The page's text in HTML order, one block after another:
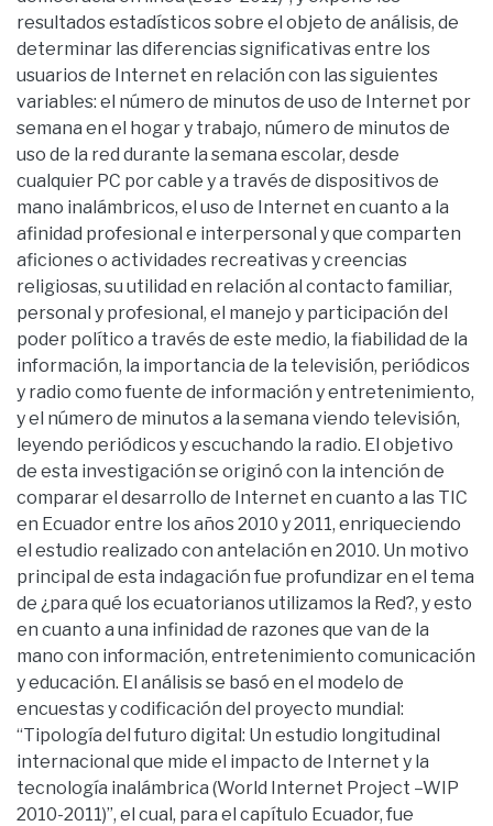
resultados estadísticos sobre el objeto de análisis, de
determinar las diferencias significativas entre los
usuarios de Internet en relación con las siguientes
variables: el número de minutos de uso de Internet por
semana en el hogar y trabajo, número de minutos de
uso de la red durante la semana escolar, desde
cualquier PC por cable y a través de dispositivos de
mano inalámbricos, el uso de Internet en cuanto a la
afinidad profesional e interpersonal y que comparten
aficiones o actividades recreativas y creencias
religiosas, su utilidad en relación al contacto familiar,
personal y profesional, el manejo y participación del
poder político a través de este medio, la fiabilidad de la
información, la importancia de la televisión, periódicos
y radio como fuente de información y entretenimiento,
y el número de minutos a la semana viendo televisión,
leyendo periódicos y escuchando la radio. El objetivo
de esta investigación se originó con la intención de
comparar el desarrollo de Internet en cuanto a las TIC
en Ecuador entre los años 2010 y 2011, enriqueciendo
el estudio realizado con antelación en 2010. Un motivo
principal de esta indagación fue profundizar en el tema
de ¿para qué los ecuatorianos utilizamos la Red?, y esto
en cuanto a una infinidad de razones que van de la
mano con información, entretenimiento comunicación
y educación. El análisis se basó en el modelo de
encuestas y codificación del proyecto mundial:
“Tipología del futuro digital: Un estudio longitudinal
internacional que mide el impacto de Internet y la
tecnología inalámbrica (World Internet Project –WIP
2010-2011)”, el cual, para el capítulo Ecuador, fue